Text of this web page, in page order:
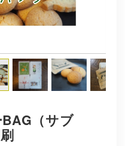
（サブ
刷